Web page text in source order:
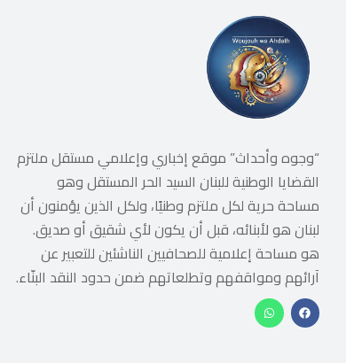
“وجوه وأحداث” موقع إخباري وإعلامي مستقل ملتزم
القضايا الوطنية للبنان السيد الحر المستقل وهو
مساحة حرية لكل ملتزم وطنيًا، ولكل الذين يؤمنون أن
لبنان هو لأبنائه، قبل أن يكون لأي شقيق أو صديق.
هو مساحة إعلامية للصحافيين الناشئين للتعبير عن
آرائهم ومواقفهم وتطلعاتهم ضمن حدود النقد البنّاء.